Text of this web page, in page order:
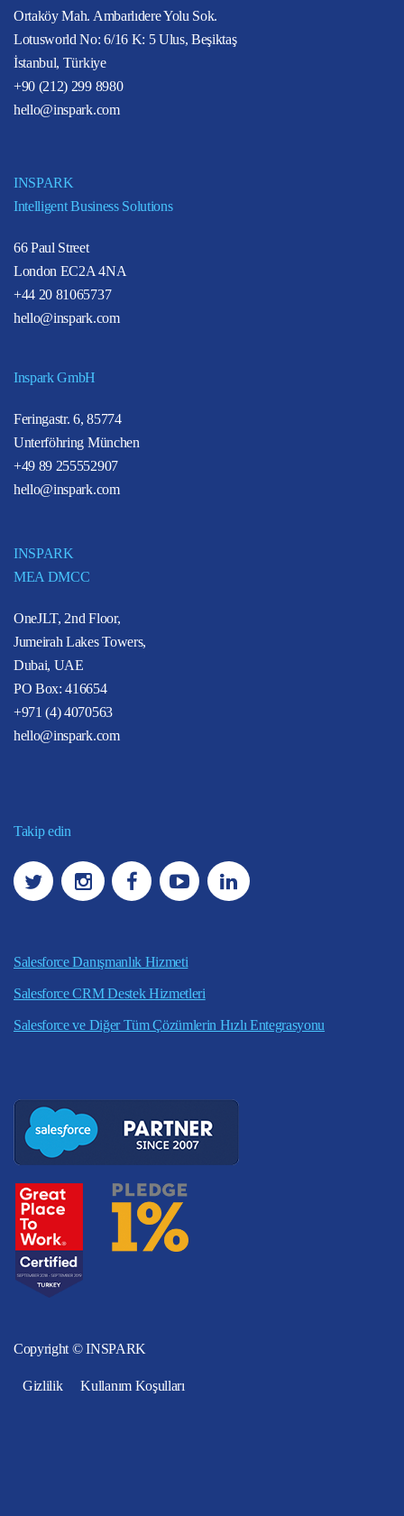
Ortaköy Mah. Ambarlıdere Yolu Sok.
Lotusworld No: 6/16 K: 5 Ulus, Beşiktaş
İstanbul, Türkiye
+90 (212) 299 8980
hello@inspark.com
INSPARK
Intelligent Business Solutions
66 Paul Street
London EC2A 4NA
+44 20 81065737
hello@inspark.com
Inspark GmbH
Feringastr. 6, 85774
Unterföhring München
+49 89 255552907
hello@inspark.com
INSPARK
MEA DMCC
OneJLT, 2nd Floor,
Jumeirah Lakes Towers,
Dubai, UAE
PO Box: 416654
+971 (4) 4070563
hello@inspark.com
Takip edin
Salesforce Danışmanlık Hizmeti
Salesforce CRM Destek Hizmetleri
Salesforce ve Diğer Tüm Çözümlerin Hızlı Entegrasyonu
Copyright © INSPARK
Gizlilik Kullanım Koşulları